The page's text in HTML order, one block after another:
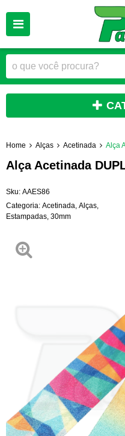
Home Alças Acetinada Alça
Alça Acetinada
Sku: AAES86
Categoria: Acetinada Alças
Estampadas 30mm